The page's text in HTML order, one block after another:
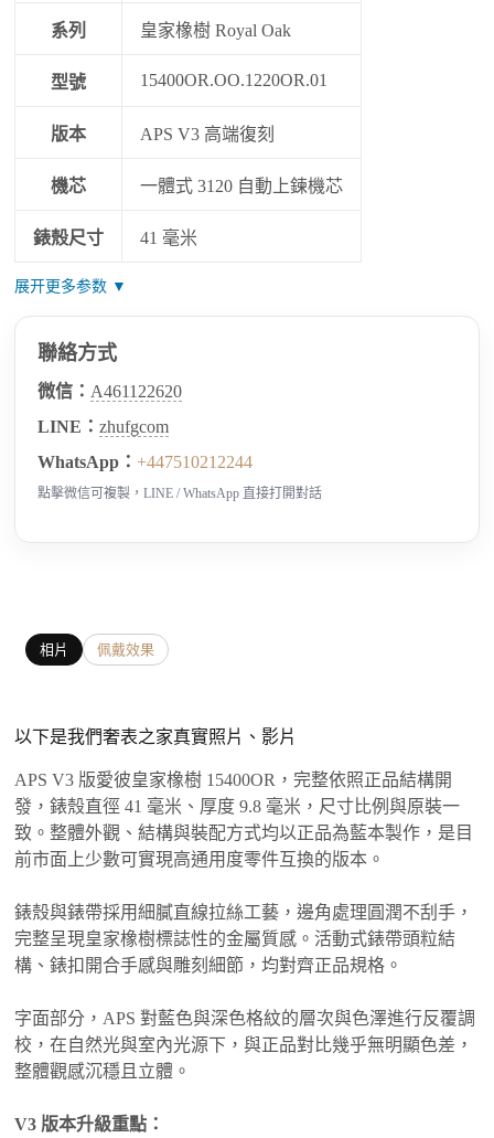
系列 皇家橡樹 Royal Oak
型號 15400OR.OO.1220OR.01
版本 APS V3 高端復刻
機芯 一體式 3120 自動上鍊機芯
錶殼尺寸 41 毫米
展开更多参数 ▼
聯絡方式
微信： A461122620
LINE：zhufgcom
WhatsApp：+447510212244
點擊微信可複製，LINE / WhatsApp 直接打開對話
相片 佩戴效果
以下是我們奢表之家真實照片、影片
APS V3 版愛彼皇家橡樹 15400OR，完整依照正品結構開
發，錶殼直徑 41 毫米、厚度 9.8 毫米，尺寸比例與原裝一
致。整體外觀、結構與裝配方式均以正品為藍本製作，是目
前市面上少數可實現高通用度零件互換的版本。
錶殼與錶帶採用細膩直線拉絲工藝，邊角處理圓潤不刮手，
完整呈現皇家橡樹標誌性的金屬質感。活動式錶帶頭粒結
構、錶扣開合手感與雕刻細節，均對齊正品規格。
字面部分，APS 對藍色與深色格紋的層次與色澤進行反覆調
校，在自然光與室內光源下，與正品對比幾乎無明顯色差，
整體觀感沉穩且立體。
V3 版本升級重點：